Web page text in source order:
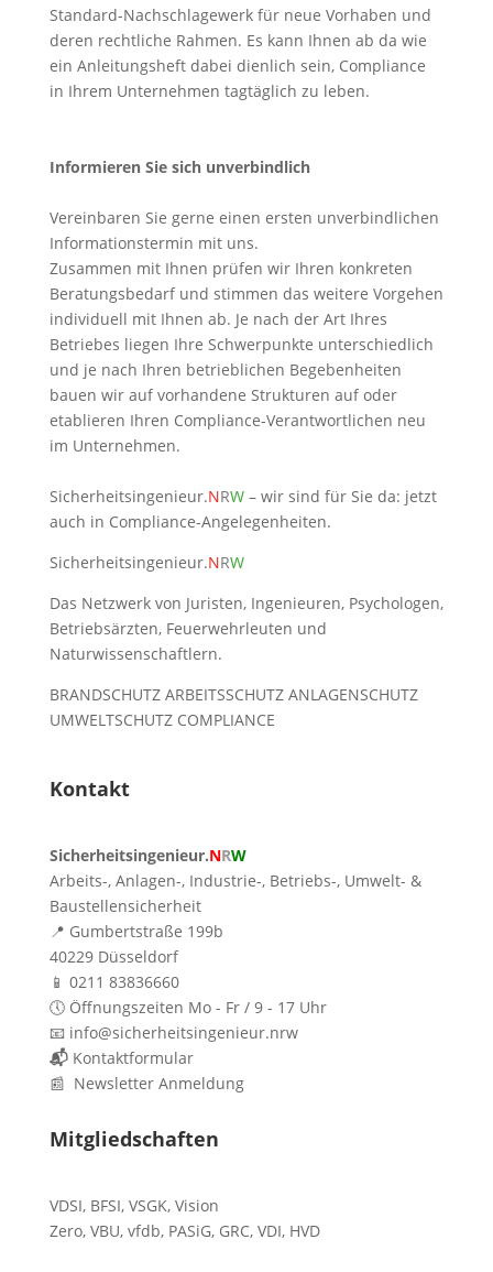
Standard-Nachschlagewerk für neue Vorhaben und
deren rechtliche Rahmen. Es kann Ihnen ab da wie
ein Anleitungsheft dabei dienlich sein, Compliance
in Ihrem Unternehmen tagtäglich zu leben.
Informieren Sie sich unverbindlich
Vereinbaren Sie gerne einen ersten unverbindlichen
Informationstermin mit uns.
Zusammen mit Ihnen prüfen wir Ihren konkreten
Beratungsbedarf und stimmen das weitere Vorgehen
individuell mit Ihnen ab. Je nach der Art Ihres
Betriebes liegen Ihre Schwerpunkte unterschiedlich
und je nach Ihren betrieblichen Begebenheiten
bauen wir auf vorhandene Strukturen auf oder
etablieren Ihren Compliance-Verantwortlichen neu
im Unternehmen.
Sicherheitsingenieur.NRW– wir sind für Sie da: jetzt
auch in Compliance-Angelegenheiten.
Sicherheitsingenieur.NRW
Das Netzwerk von Juristen, Ingenieuren, Psychologen,
Betriebsärzten, Feuerwehrleuten und
Naturwissenschaftlern.
BRANDSCHUTZ ARBEITSSCHUTZ ANLAGENSCHUTZ
UMWELTSCHUTZ COMPLIANCE
Kontakt
Sicherheitsingenieur.NRW
Arbeits-, Anlagen-, Industrie-, Betriebs-, Umwelt- &
Baustellensicherheit
📍 Gumbertstraße 199b
40229 Düsseldorf
📱 0211 83836660
🕔 Öffnungszeiten Mo - Fr / 9 - 17 Uhr
📧 info@sicherheitsingenieur.nrw
📬 Kontaktformular
📰 Newsletter Anmeldung
Mitgliedschaften
VDSI, BFSI, VSGK, Vision
Zero, VBU, vfdb, PASiG, GRC, VDI, HVD